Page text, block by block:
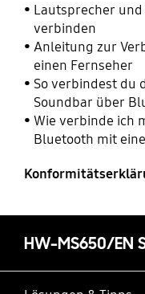
Lautsprecher
verbinden
Anleitung zur
einen Fernseher
So verbindest du
Soundbar über
Wie verbinde ich
Bluetooth mit